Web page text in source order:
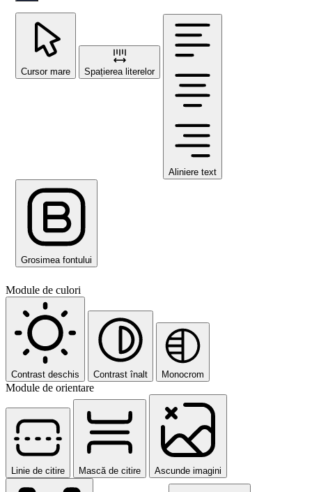
Cursor mare Spațierea literelor
Aliniere text
Grosimea fontului
Module de culori
Contrast deschis Contrast înalt Monocrom
Module de orientare
Linie de citire Mască de citire Ascunde imagini